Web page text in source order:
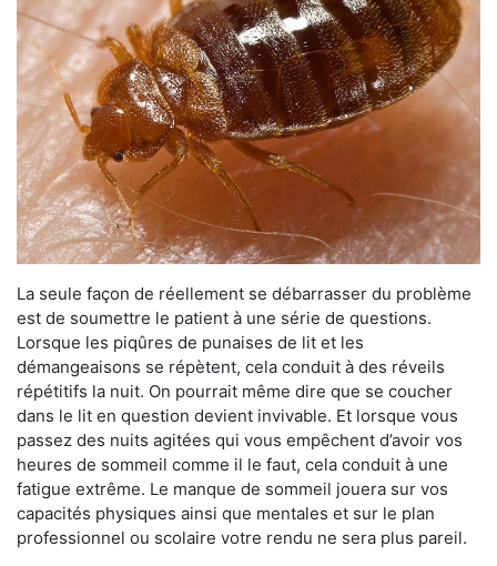
La seule façon de réellement se débarrasser du problème
est de soumettre le patient à une série de questions.
Lorsque les piqûres de punaises de lit et les
démangeaisons se répètent, cela conduit à des réveils
répétitifs la nuit. On pourrait même dire que se coucher
dans le lit en question devient invivable. Et lorsque vous
passez des nuits agitées qui vous empêchent d’avoir vos
heures de sommeil comme il le faut, cela conduit à une
fatigue extrême. Le manque de sommeil jouera sur vos
capacités physiques ainsi que mentales et sur le plan
professionnel ou scolaire votre rendu ne sera plus pareil.